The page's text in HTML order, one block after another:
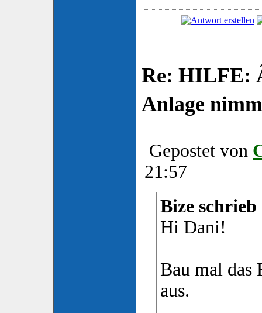
Re: HILFE:
Anlage
Gepostet von
21:57
Bize schrieb
Hi Dani!
Bau mal
aus.